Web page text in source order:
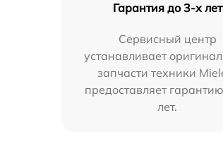
Гарантия до 3-х лет
Сервисный центр
устанавливает
запчасти техники
предоставляет
лет.